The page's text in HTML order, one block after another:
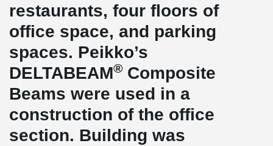
restaurants, four floors of
office space, and parking
spaces. Peikko’s
DELTABEAM® Composite
Beams were used in a
construction of the office
section. Building was